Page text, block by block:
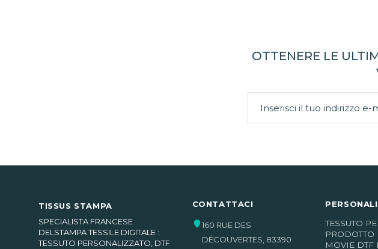
OTTENERE LE
TISSUS STAMPA
SPECIALISTA FRANCESE
DELSTAMPA TESSILE DIGITALE :
TESSUTO PERSONALIZZATO, DTF
CONTATTACI
160 RUE DES
DÉCOUVERTES, 83390
TESSUTO
PRODOTTO
MOVIE DTF